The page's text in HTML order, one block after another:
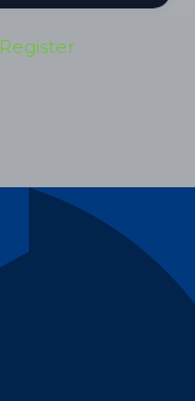
Register